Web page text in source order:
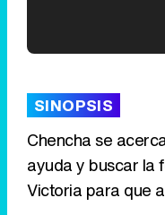
SINOPSIS
Chencha se
ayuda y buscar la
Victoria para que